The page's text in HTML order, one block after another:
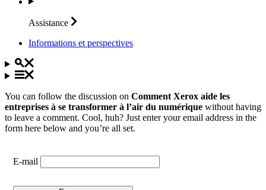
Assistance
Informations et perspectives
You can follow the discussion on Comment Xerox aide les
entreprises à se transformer à l’air du numérique without having
to leave a comment. Cool, huh? Just enter your email address in the
form here below and you’re all set.
E-mail